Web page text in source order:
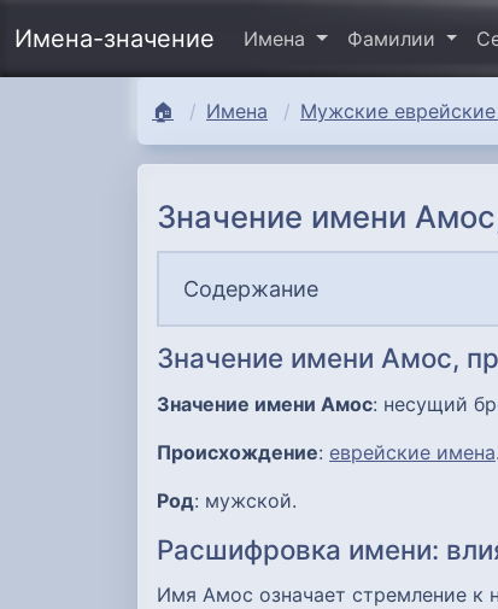
Имена-значение Имена Фамилии
🏠 Имена Мужские
Значение имени
Содержание
Значение имени Амос,
Значение имени Амос: несущий
Происхождение: еврейские имена.
Род: мужской.
Расшифровка имени:
Имя Амос означает стремление к